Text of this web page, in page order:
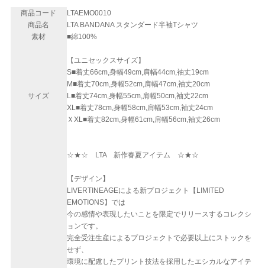
商品コード
LTAEMO0010
商品名
LTA BANDANA スタンダード半袖Tシャツ
素材
■綿100%
サイズ
【ユニセックスサイズ】
S■着丈66cm,身幅49cm,肩幅44cm,袖丈19cm
M■着丈70cm,身幅52cm,肩幅47cm,袖丈20cm
L■着丈74cm,身幅55cm,肩幅50cm,袖丈22cm
XL■着丈78cm,身幅58cm,肩幅53cm,袖丈24cm
ＸXL■着丈82cm,身幅61cm,肩幅56cm,袖丈26cm
☆★☆ LTA 新作春夏アイテム ☆★☆
【デザイン】
LIVERTINEAGEによる新プロジェクト【LIMITED
EMOTIONS】では
今の感情や表現したいことを限定でリリースするコレクシ
ョンです。
完全受注生産によるプロジェクトで必要以上にストックを
せず、
環境に配慮したプリント技法を採用したエシカルなアイテ